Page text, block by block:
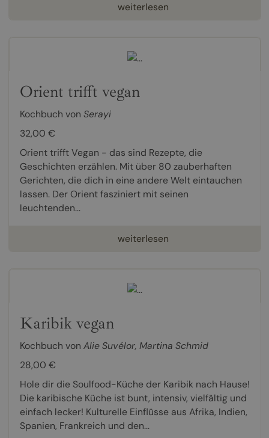
weiterlesen
Orient trifft vegan
Kochbuch von Serayi
32,00 €
Orient trifft Vegan - das sind Rezepte, die
Geschichten erzählen. Mit über 80 zauberhaften
Gerichten, die dich in eine andere Welt eintauchen
lassen. Der Orient fasziniert mit seinen
leuchtenden...
weiterlesen
Karibik vegan
Kochbuch von Alie Suvélor, Martina Schmid
28,00 €
Hole dir die Soulfood-Küche der Karibik nach Hause!
Die karibische Küche ist bunt, intensiv, vielfältig und
einfach lecker! Kulturelle Einflüsse aus Afrika, Indien,
Spanien, Frankreich und den...